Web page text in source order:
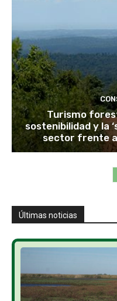
Turismo
sostenibilidad y la
sector frente a
Últimas noticias